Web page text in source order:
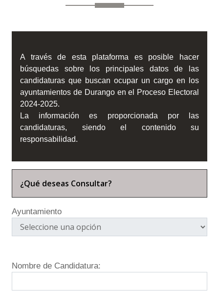
A través de esta plataforma es posible hacer
búsquedas sobre los principales datos de las
candidaturas que buscan ocupar un cargo en los
ayuntamientos de Durango en el Proceso Electoral
2024-2025.
La información es proporcionada por las
candidaturas, siendo el contenido su
responsabilidad.
¿Qué deseas Consultar?
Ayuntamiento
Nombre de Candidatura: